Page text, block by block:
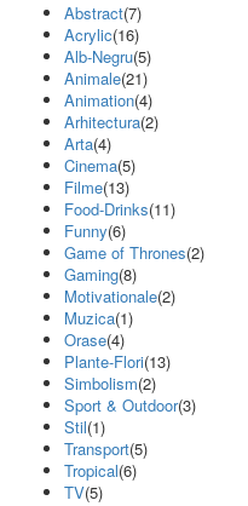
Abstract(7)
Acrylic(16)
Alb-Negru(5)
Animale(21)
Animation(4)
Arhitectura(2)
Arta(4)
Cinema(5)
Filme(13)
Food-Drinks(11)
Funny(6)
Game of Thrones(2)
Gaming(8)
Motivationale(2)
Muzica(1)
Orase(4)
Plante-Flori(13)
Simbolism(2)
Sport & Outdoor(3)
Stil(1)
Transport(5)
Tropical(6)
TV(5)